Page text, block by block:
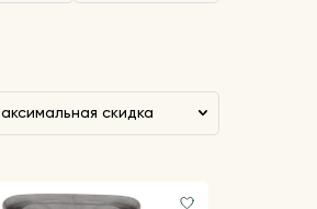
максимальная скидка